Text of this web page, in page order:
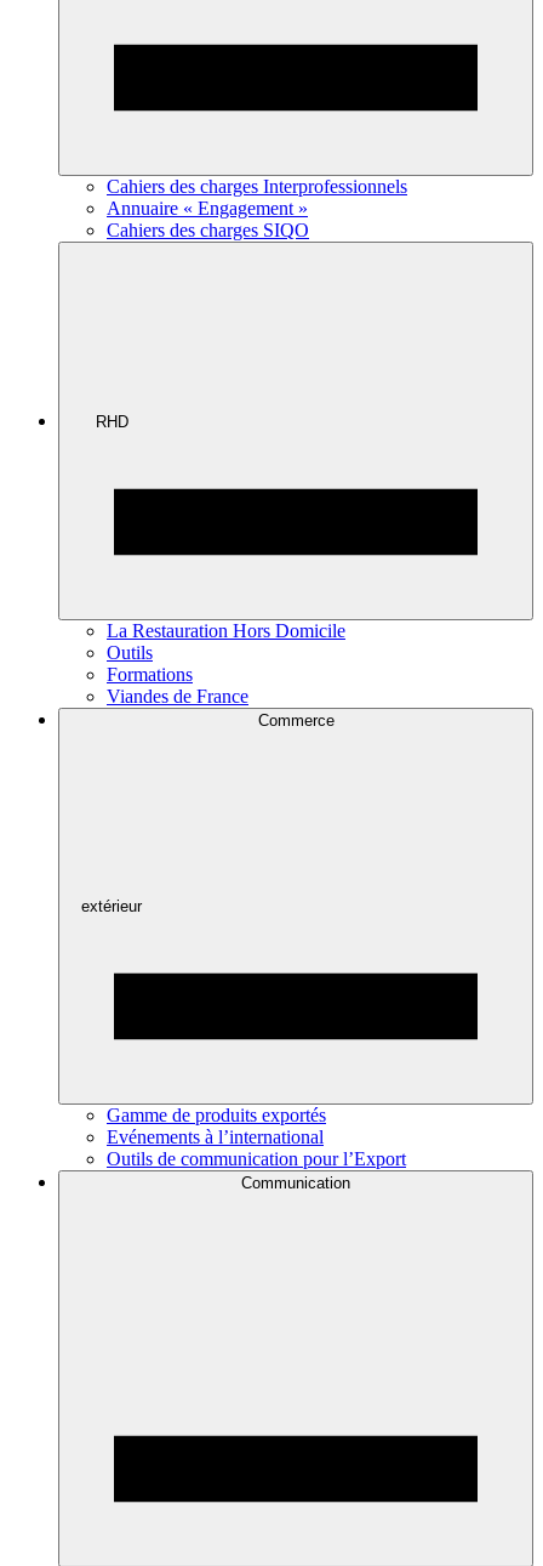
Cahiers des charges Interprofessionnels
Annuaire « Engagement »
Cahiers des charges SIQO
RHD
La Restauration Hors Domicile
Outils
Formations
Viandes de France
Commerce
extérieur
Gamme de produits exportés
Evénements à l’international
Outils de communication pour l’Export
Communication